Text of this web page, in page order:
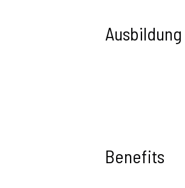
Ausbildung
Benefits